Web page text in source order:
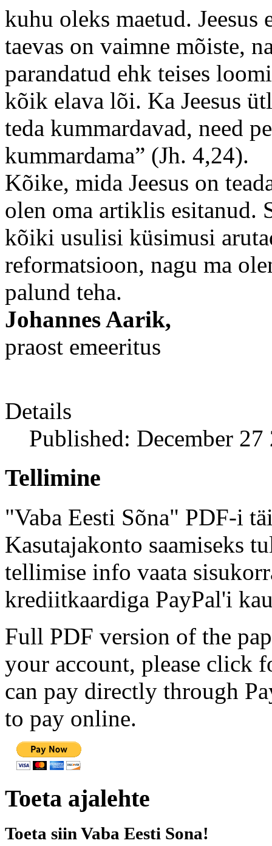
kuhu oleks maetud. Jeesus
taevas on vaimne mõiste,
parandatud ehk teises
kõik elava lõi. Ka Jeesus
teda kummardavad, need
kummardama” (Jh. 4,24).
Kõike, mida Jeesus on
olen oma artiklis
kõiki usulisi küsimusi
reformatsioon, nagu ma
palund teha.
Johannes Aarik,
praost emeeritus
Details
Published: December 27
Tellimine
"Vaba Eesti Sõna" PDF-i
Kasutajakonto saamiseks
tellimise info vaata
krediitkaardiga PayPal'i
Full PDF version of the
your account, please click
can pay directly through
to pay online.
Toeta ajalehte
Toeta siin Vaba Eesti Sona!